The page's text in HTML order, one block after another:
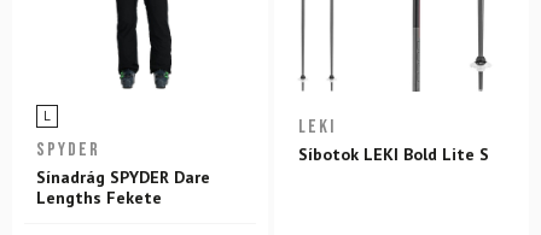
L
SPYDER
Sínadrág SPYDER Dare
Lengths Fekete
LEKI
Síbotok LEKI Bold Lite S